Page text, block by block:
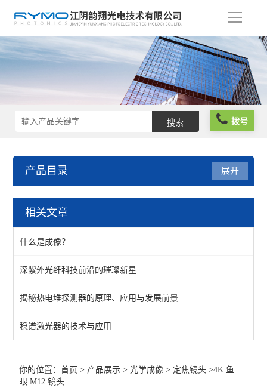
导
拨号
产品目录
光学成像
红外镜头
展开
相关文章
什么是成像？
深紫外光纤科技前沿的璀璨新星
揭秘热电堆探测器的原理、应用与发展前景
稳谱激光器的技术与应用
你的位置：首页 > 产品展示 >光学成像 > 定焦镜头 >4K 鱼
眼 M12 镜头